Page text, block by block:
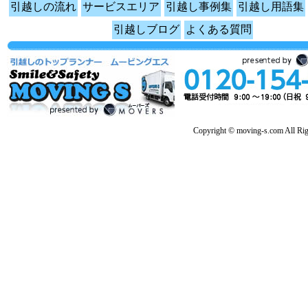
引越しの流れ サービスエリア 引越し事例集 引越し用語集
引越しブログ
よくある質問
Copyright © moving-s.com All